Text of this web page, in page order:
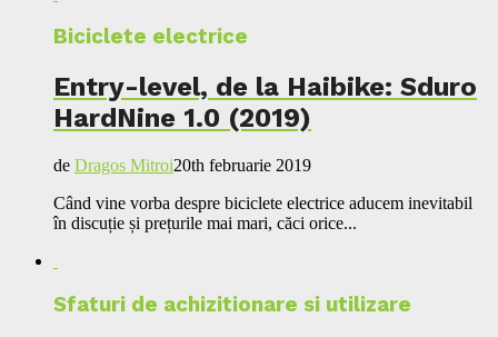
Biciclete electrice
Entry-level, de la Haibike: Sduro
HardNine 1.0 (2019)
de Dragos Mitroi20th februarie 2019
Când vine vorba despre biciclete electrice aducem inevitabil
în discuție și prețurile mai mari, căci orice...
Sfaturi de achizitionare si utilizare